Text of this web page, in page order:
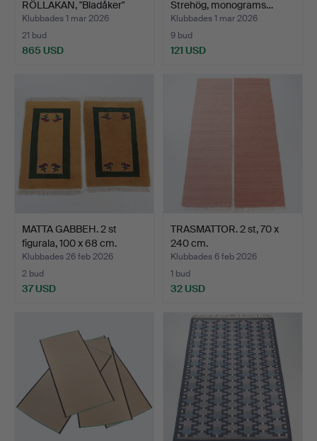
RÖLLAKAN, "Bladåker"
signe…
Klubbades 1 mar 2026
21 bud
865 USD
Strehög, monograms…
Klubbades 1 mar 2026
9 bud
121 USD
MATTA GABBEH. 2 st
figurala, 100 x 68 cm.
Klubbades 26 feb 2026
2 bud
37 USD
TRASMATTOR. 2 st, 70 x
240 cm.
Klubbades 6 feb 2026
1 bud
32 USD